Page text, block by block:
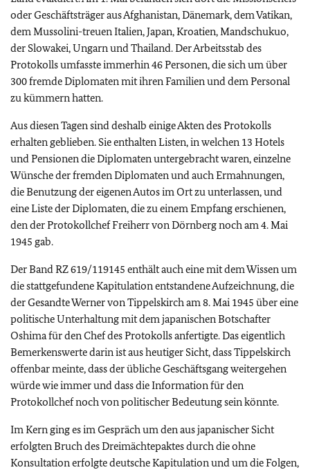
oder Geschäftsträger aus Afghanistan, Dänemark, dem Vatikan,
dem Mussolini-treuen Italien, Japan, Kroatien, Mandschukuo,
der Slowakei, Ungarn und Thailand. Der Arbeitsstab des
Protokolls umfasste immerhin 46 Personen, die sich um über
300 fremde Diplomaten mit ihren Familien und dem Personal
zu kümmern hatten.
Aus diesen Tagen sind deshalb einige Akten des Protokolls
erhalten geblieben. Sie enthalten Listen, in welchen 13 Hotels
und Pensionen die Diplomaten untergebracht waren, einzelne
Wünsche der fremden Diplomaten und auch Ermahnungen,
die Benutzung der eigenen Autos im Ort zu unterlassen, und
eine Liste der Diplomaten, die zu einem Empfang erschienen,
den der Protokollchef Freiherr von Dörnberg noch am 4. Mai
1945 gab.
Der Band RZ 619/119145 enthält auch eine mit dem Wissen um
die stattgefundene Kapitulation entstandene Aufzeichnung, die
der Gesandte Werner von Tippelskirch am 8. Mai 1945 über eine
politische Unterhaltung mit dem japanischen Botschafter
Oshima für den Chef des Protokolls anfertigte. Das eigentlich
Bemerkenswerte darin ist aus heutiger Sicht, dass Tippelskirch
offenbar meinte, dass der übliche Geschäftsgang weitergehen
würde wie immer und dass die Information für den
Protokollchef noch von politischer Bedeutung sein könnte.
Im Kern ging es im Gespräch um den aus japanischer Sicht
erfolgten Bruch des Dreimächtepaktes durch die ohne
Konsultation erfolgte deutsche Kapitulation und um die Folgen,